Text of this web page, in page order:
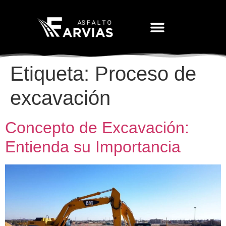
Etiqueta: Proceso de
excavación
Concepto de Excavación:
Entienda su Importancia